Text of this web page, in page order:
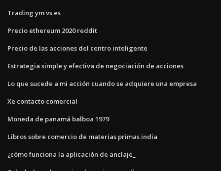
Trading ym vs es
Precio ethereum 2020 reddit
Precio de las acciones del centro inteligente
Estrategia simple y efectiva de negociación de acciones
Lo que sucede a mi acción cuando se adquiere una empresa
Xe contacto comercial
Moneda de panamá balboa 1979
Libros sobre comercio de materias primas india
¿cómo funciona la aplicación de anclaje_